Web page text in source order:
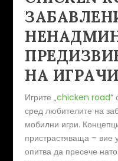
НА
Игрите „chicken road“
сред любителите на
мобилни игри.
пристрастяваща – вие
опитва да пресече